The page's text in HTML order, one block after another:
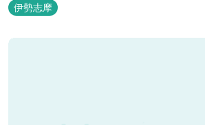
伊勢志摩